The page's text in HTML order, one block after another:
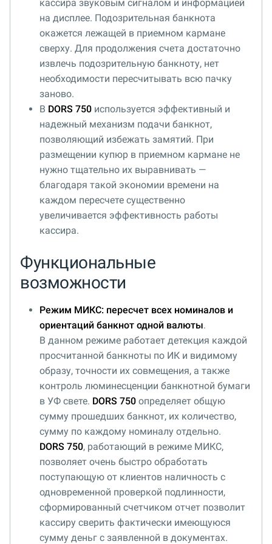
кассира звуковым сигналом и информацией
на дисплее. Подозрительная банкнота
окажется лежащей в приемном кармане
сверху. Для продолжения счета достаточно
извлечь подозрительную банкноту, нет
необходимости пересчитывать всю пачку
заново.
В DORS 750 используется эффективный и
надежный механизм подачи банкнот,
позволяющий избежать замятий. При
размещении купюр в приемном кармане не
нужно тщательно их выравнивать —
благодаря такой экономии времени на
каждом пересчете существенно
увеличивается эффективность работы
кассира.
Функциональные
возможности
Режим МИКС: пересчет всех номиналов и
ориентаций банкнот одной валюты.
В данном режиме работает детекция каждой
просчитанной банкноты по ИК и видимому
образу, точности их совмещения, а также
контроль люминесценции банкнотной бумаги
в УФ свете. DORS 750 определяет общую
сумму прошедших банкнот, их количество,
сумму по каждому номиналу отдельно.
DORS 750, работающий в режиме МИКС,
позволяет очень быстро обработать
поступающую от клиентов наличность с
одновременной проверкой подлинности,
сформированный счетчиком отчет позволит
кассиру сверить фактически имеющуюся
сумму деньг с заявленной в документах.